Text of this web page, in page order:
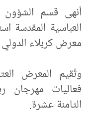
أنهى قسم الشؤون
العباسية المقدسة
معرض كربلاء
وتُقيم المعرض
فعاليات مهرجان
الثامنة عشرة.